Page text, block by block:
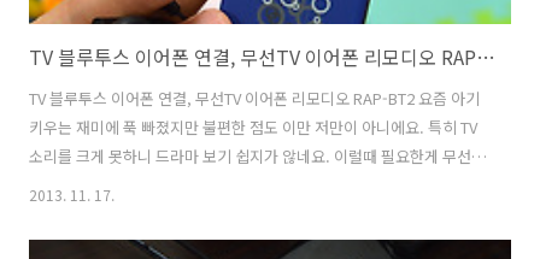
TV 블루투스 이어폰 연결, 무선TV 이어폰 리모디오 RAP-BT2
TV 블루투스 이어폰 연결, 무선TV 이어폰 리모디오 RAP-BT2 요즘 아기
키우는 재미에 푹 빠졌지만 불편한 점도 이만 저만이 아니에요. 특히 TV
소리를 크게 못하니 드라마 보기 쉽지가 않네요. 이럴때 필요한게 무선
TV 이어폰 리모디오 RAP-BT2 라고 생각이 되네요. 체험단에 응모하여
있는 할아버지 생신선물로 드려도 좋을 거 같아요. 무선TV 이어폰 리모
2013. 11. 17.